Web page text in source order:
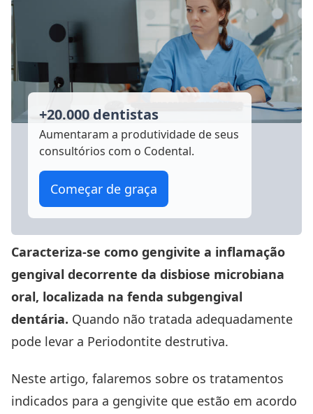
+20.000 dentistas
Aumentaram a produtividade de seus
consultórios com o Codental.
Começar de graça
Caracteriza-se como gengivite a inflamação
gengival decorrente da disbiose microbiana
oral, localizada na fenda subgengival
dentária. Quando não tratada adequadamente
pode levar a Periodontite destrutiva.
Neste artigo, falaremos sobre os tratamentos
indicados para a gengivite que estão em acordo